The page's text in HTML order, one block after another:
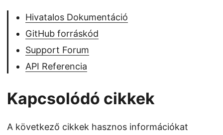
Hivatalos Dokumentáció
GitHub forráskód
Support Forum
API Referencia
Kapcsolódó cikkek
A következő cikkek hasznos információkat